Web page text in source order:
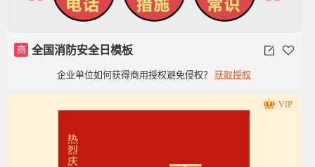
商 全国消防安全日模板
企业单位如何获得商用授权避免侵权？ 获取授权
VIP